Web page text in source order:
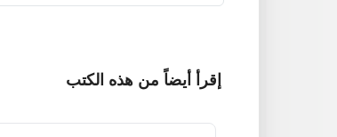
إقرأ أيضاً من هذه الكتب